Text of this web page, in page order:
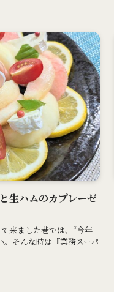
生ハムのカプレーゼ
来ました巷では、“今年
そんな時は『業務スーパ